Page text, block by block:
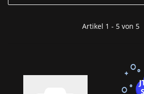
Artikel 1 - 5 von 5